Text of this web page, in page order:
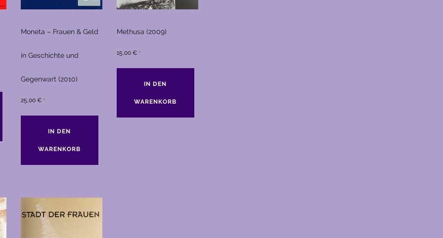
Moneta – Frauen & Geld
in Geschichte und
Gegenwart (2010)
25,00 € *
IN DEN
WARENKORB
Methusa (2009)
15,00 € *
IN DEN
WARENKORB